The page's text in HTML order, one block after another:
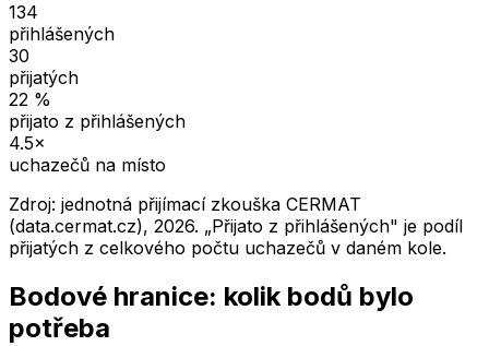
134
přihlášených
30
přijatých
22 %
přijato z přihlášených
4.5×
uchazečů na místo
Zdroj: jednotná přijímací zkouška CERMAT
(data.cermat.cz), 2026. „Přijato z přihlášených" je podíl
přijatých z celkového počtu uchazečů v daném kole.
Bodové hranice: kolik bodů bylo
potřeba